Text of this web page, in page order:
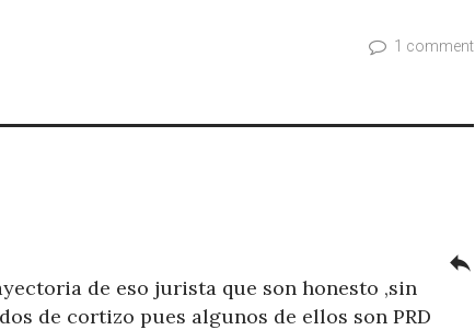
1 comment
de eso jurista que son honesto ,sin
de cortizo pues algunos de ellos son PRD
reply